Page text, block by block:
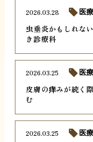
虫垂炎かもしれな
き診療科
2026.03.28 医療
皮膚の痒みが続く
む
2026.03.25 医療
2026.03.25 医療